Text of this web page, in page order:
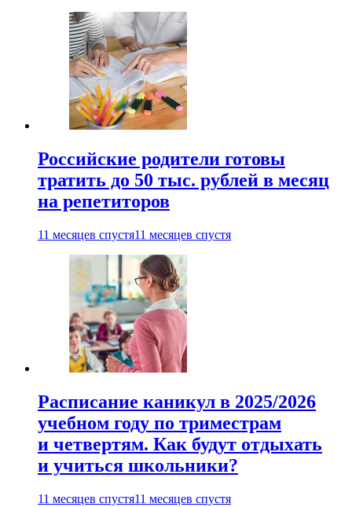
Российские родители готовы
тратить до 50 тыс. рублей в месяц
на репетиторов
11 месяцев спустя11 месяцев спустя
Расписание каникул в 2025/2026
учебном году по триместрам
и четвертям. Как будут отдыхать
и учиться школьники?
11 месяцев спустя11 месяцев спустя